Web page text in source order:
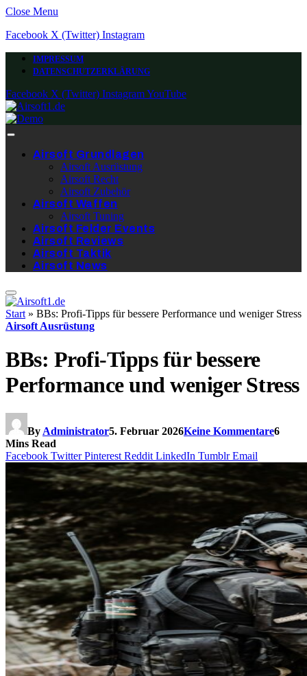
Close Menu
Facebook X (Twitter) Instagram
IMPRESSUM
DATENSCHUTZERKLÄRUNG
Facebook X (Twitter) InstagramYouTube
Airsoft Grundlagen
Airsoft Ausrüstung
Airsoft Recht
Airsoft Zubehör
Airsoft Waffen
Airsoft Tuning
Airsoft Felder Events
Airsoft Reviews
Airsoft Taktik
Airsoft News
Start » BBs: Profi-Tipps für bessere Performance und weniger Stress
Airsoft Ausrüstung
BBs: Profi-Tipps für bessere
Performance und weniger Stress
By Administrator5. Februar 2026Keine Kommentare6
Mins Read
Facebook Twitter Pinterest Reddit LinkedIn Tumblr Email